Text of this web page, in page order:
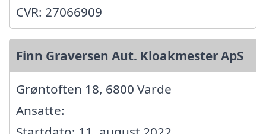
CVR: 27066909
Finn Graversen Aut. Kloakmester ApS
Grøntoften 18, 6800 Varde
Ansatte: